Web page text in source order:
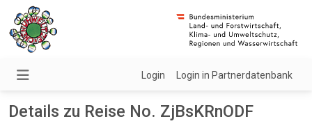
Login Login in Partnerdatenbank
Details zu Reise No. ZjBsKRnODF